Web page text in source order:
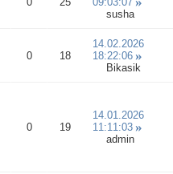
susha
0 18
14.02.2026
18:22:06
Bikasik
0 19
14.01.2026
11:11:03
admin